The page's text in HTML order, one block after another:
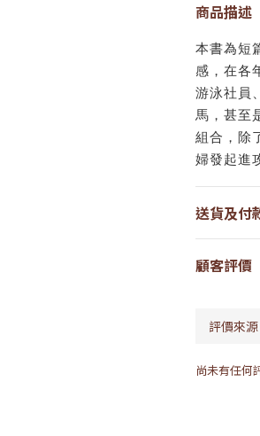
商品描述
本書為短
感，在各
游泳社員
馬，甚至
組合，除
婦發起進
送貨及付
顧客評價
尚未有任何